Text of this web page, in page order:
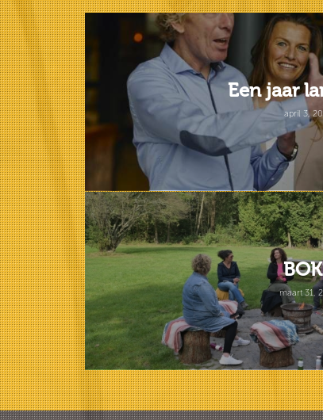
Een jaar
april 3,
maart 31,